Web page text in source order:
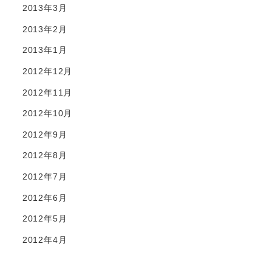
2013年3月
2013年2月
2013年1月
2012年12月
2012年11月
2012年10月
2012年9月
2012年8月
2012年7月
2012年6月
2012年5月
2012年4月